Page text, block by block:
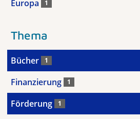
Europa 1
Thema
Bücher 1
Finanzierung 1
Förderung 1